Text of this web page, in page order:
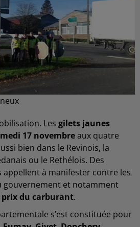
Les gilets jaunes
17 novembreaux quatre
bien dans le Revinois, la
ou le Rethélois. Des
à manifester contre les
gouvernement et notamment
prix du carburant.
s’est constituée pour